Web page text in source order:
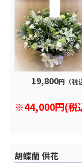
19,800円（税
※44,000円(税
胡蝶蘭 供花